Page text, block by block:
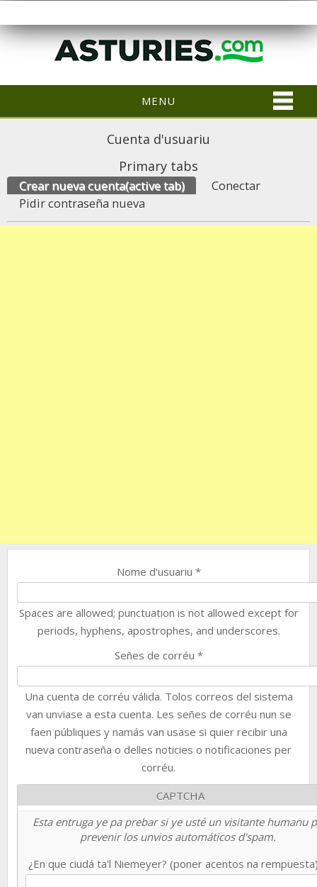
MENU
Cuenta d'usuariu
Primary tabs
Crear nueva cuenta(active tab)
Conectar
Pidir contraseña nueva
Nome d'usuariu *
Spaces are allowed; punctuation is not allowed except for
periods, hyphens, apostrophes, and underscores.
Señes de corréu *
Una cuenta de corréu válida. Tolos correos del sistema
van unviase a esta cuenta. Les señes de corréu nun se
faen públiques y namás van usase si quier recibir una
nueva contraseña o delles noticies o notificaciones per
corréu.
CAPTCHA
Esta entruga ye pa prebar si ye usté un visitante humanu
prevenir los unvios automáticos d'spam.
¿En que ciudá ta'l Niemeyer? (poner acentos na